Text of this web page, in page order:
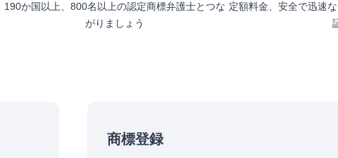
190か国以上、800名以上の認定商標弁護士とつな
がりましょう
定額料金、安全で迅速
商標登録